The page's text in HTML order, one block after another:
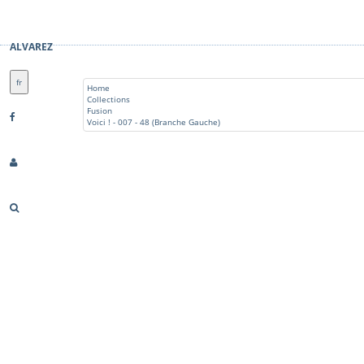
ALVAREZ
fr
Home
Collections
Fusion
Voici ! - 007 - 48 (Branche Gauche)